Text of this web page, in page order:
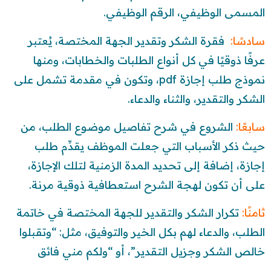
المسمى الوظيفي، الرقم الوظيفي.
سادسًا: فقرة الشكر وتقدير الجهة المختصة، يُعتبر
عرفًا ذوقيًا في كل أنواع الطلبات والخطابات، ومنها
نموذج طلب إجازة pdf، وتكون في مقدمة تشمل على
الشكر والتقدير، والثناء والدعاء.
سابعًا: الشروع في شرح تفاصيل موضوع الطلب، من
حيث ذكر الأسباب التي جعلت الموظف يقدِّم طلب
إجازة، إضافة إلى تحديد المدة الزمنية لتلك الإجازة،
على أن تكون لهجة الشرح استعطافية ذوقية مرنة.
ثامنًا: تكرار الشكر والتقدير للجهة المختصة في خاتمة
الطلب، والدعاء لهم بكل الخير والتوفيق، مثل: “وتقبلوا
خالص الشكر وجزيل التقدير”، أو “ولكم مني فائق